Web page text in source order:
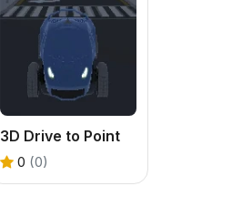
3D Drive to Point
0 (0)